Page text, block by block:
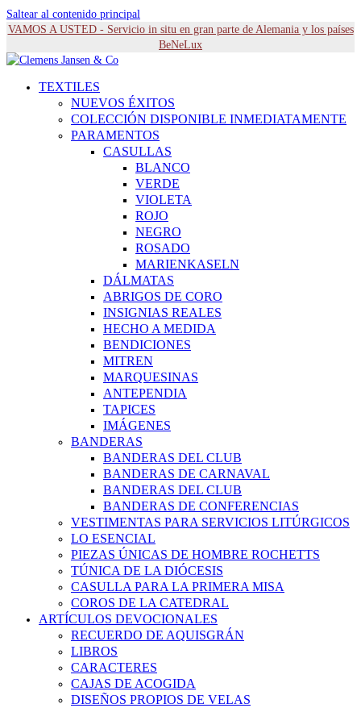
Saltear al contenido principal
VAMOS A USTED - Servicio in situ en gran parte de Alemania y los países
BeNeLux
TEXTILES
NUEVOS ÉXITOS
COLECCIÓN DISPONIBLE INMEDIATAMENTE
PARAMENTOS
CASULLAS
BLANCO
VERDE
VIOLETA
ROJO
NEGRO
ROSADO
MARIENKASELN
DÁLMATAS
ABRIGOS DE CORO
INSIGNIAS REALES
HECHO A MEDIDA
BENDICIONES
MITREN
MARQUESINAS
ANTEPENDIA
TAPICES
IMÁGENES
BANDERAS
BANDERAS DEL CLUB
BANDERAS DE CARNAVAL
BANDERAS DEL CLUB
BANDERAS DE CONFERENCIAS
VESTIMENTAS PARA SERVICIOS LITÚRGICOS
LO ESENCIAL
PIEZAS ÚNICAS DE HOMBRE ROCHETTS
TÚNICA DE LA DIÓCESIS
CASULLA PARA LA PRIMERA MISA
COROS DE LA CATEDRAL
ARTÍCULOS DEVOCIONALES
RECUERDO DE AQUISGRÁN
LIBROS
CARACTERES
CAJAS DE ACOGIDA
DISEÑOS PROPIOS DE VELAS